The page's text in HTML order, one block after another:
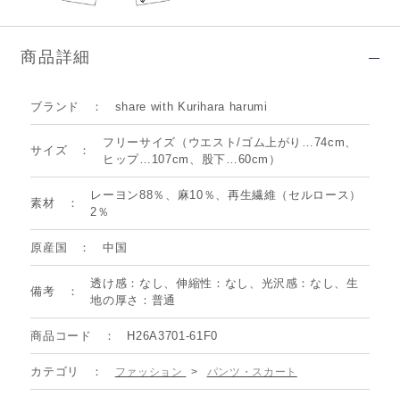
商品詳細
ブランド share with Kurihara harumi
サイズ
フリーサイズ（ウエスト/ゴム上がり…74cm、
ヒップ…107cm、股下…60cm）
素材
レーヨン88％、麻10％、再生繊維（セルロース）
2％
原産国 中国
備考
透け感：なし、伸縮性：なし、光沢感：なし、生
地の厚さ：普通
商品コード H26A3701-61F0
カテゴリ ファッション > パンツ・スカート